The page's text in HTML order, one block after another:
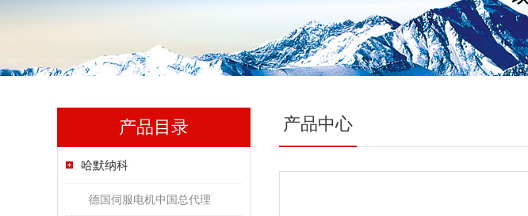
产品目录
哈默纳科
德国伺服电机中国总代理
产品中心